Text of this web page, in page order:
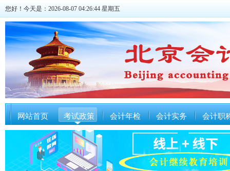
您好！今天是：2026-08-07 04:26:45 星期五
网站首页 考试政策 会计年检 会计实务 会计职